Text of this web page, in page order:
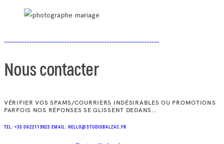
Nous contacter
VÉRIFIER VOS SPAMS/COURRIERS INDÉSIRABLES OU PROMOTIONS
PARFOIS NOS RÉPONSES SE GLISSENT DEDANS..
TEL: +33 0622119823 EMAIL: HELLO@STUDIOBALZAC.FR